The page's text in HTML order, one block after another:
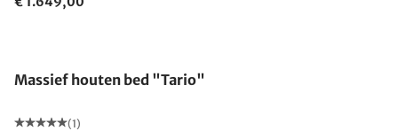
Massief houten bed "Tario"
(1)